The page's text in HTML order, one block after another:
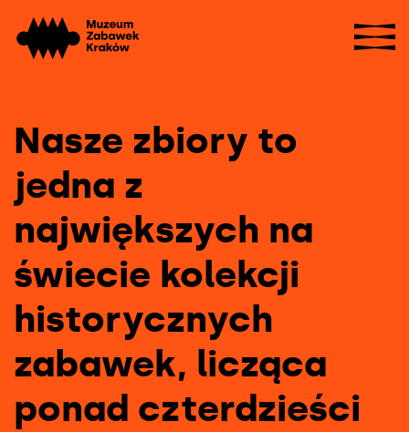
Przejdź
Kolekcja
Nasze zbiory to
jedna z
największych na
świecie kolekcji
historycznych
zabawek, licząca
ponad czterdzieści